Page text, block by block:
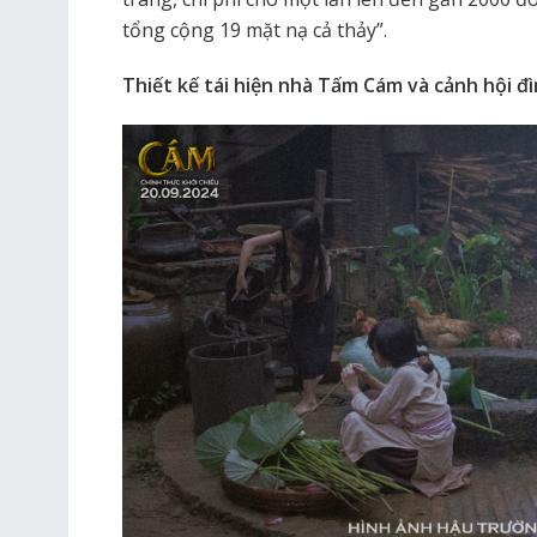
tổng cộng 19 mặt nạ cả thảy”.
Thiết kế tái hiện nhà Tấm Cám và cảnh hội